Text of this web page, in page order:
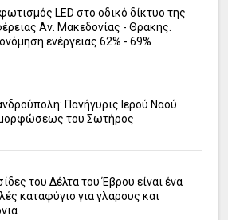
LED στο οδικό δίκτυο της
Αν. Μακεδονίας - Θράκης.
ενέργειας 62% - 69%
Πανήγυρις Ιερού Ναού
του Σωτήρος
του Δέλτα του Έβρου είναι ένα
καταφύγιο για γλάρους και